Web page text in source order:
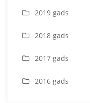
2019 gads
2018 gads
2017 gads
2016 gads